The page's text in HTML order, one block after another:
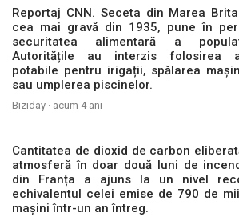
Reportaj CNN. Seceta din Marea
cea mai gravă din 1935, pune în
securitatea alimentară a
Autoritățile au interzis folosirea
potabile pentru irigații, spălarea
sau umplerea piscinelor.
Biziday · acum 4 ani
Cantitatea de dioxid de carbon
atmosferă în doar două luni de
din Franța a ajuns la un nivel
echivalentul celei emise de 790 de
mașini într-un an întreg.